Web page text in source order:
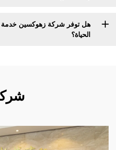
هل توفر شركة زهوكسين خدمة
الحياة؟